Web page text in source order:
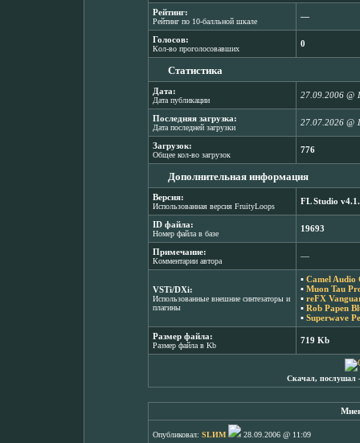
Рейтинг:
Рейтинг по 10-балльной шкале
―
Голосов:
Кол-во проголосовавших
0
Статистика
Дата:
Дата публикации
27.09.2006 @
Последняя загрузка:
Дата последней загрузки
27.07.2026 @
Загрузок:
Общее кол-во загрузок
776
Дополнительная информация
Версия:
Использованная версия FruityLoops
FL Studio
ID файла:
Номер файла в базе
19693
Примечание:
Комментарии автора
―
VSTi/DXi:
Использованные внешние синтезаторы и
плагины
▪ Camel Audio
▪ Muon Tau
▪ reFX
▪ Rob Papen
▪ Superwave
Размер файла:
Размер файла в Kb
719 Kb
Скачал, послушал
Опубликовал: SLИМ
28.09.2006 @ 11:09